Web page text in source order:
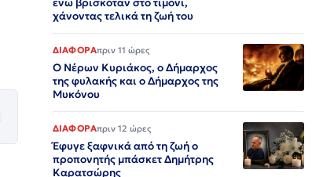
ενώ βρισκόταν στο τιμόνι,
χάνοντας τελικά τη ζωή του
ΔΙΑΦΟΡΑπριν 11 ώρες
Ο Νέρων Κυριάκος, o Δήμαρχος
της φυλακής και ο Δήμαρχος της
Μυκόνου
ΔΙΑΦΟΡΑπριν 12 ώρες
Έφυγε ξαφνικά από τη ζωή ο
προπονητής μπάσκετ Δημήτρης
Καρατσώρης